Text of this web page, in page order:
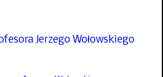
Jerzego Wołowskiego